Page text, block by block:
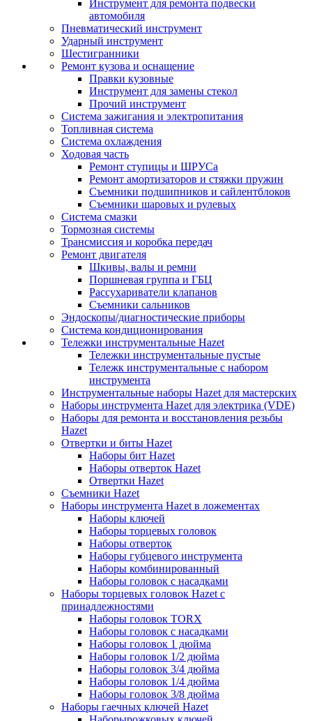
Инструмент для ремонта подвески
автомобиля
Пневматический инструмент
Ударный инструмент
Шестигранники
Ремонт кузова и оснащение
Правки кузовные
Инструмент для замены стекол
Прочий инструмент
Система зажигания и электропитания
Топливная система
Система охлаждения
Ходовая часть
Ремонт ступицы и ШРУСа
Ремонт амортизаторов и стяжки пружин
Съемники подшипников и сайлентблоков
Съемники шаровых и рулевых
Система смазки
Тормозная системы
Трансмиссия и коробка передач
Ремонт двигателя
Шкивы, валы и ремни
Поршневая группа и ГБЦ
Рассухариватели клапанов
Съемники сальников
Эндоскопы/диагностические приборы
Система кондиционирования
Тележки инструментальные Hazet
Тележки инструментальные пустые
Тележк инструментальные с набором
инструмента
Инструментальные наборы Hazet для мастерских
Наборы инструмента Hazet для электрика (VDE)
Наборы для ремонта и восстановления резьбы
Hazet
Отвертки и биты Hazet
Наборы бит Hazet
Наборы отверток Hazet
Отвертки Hazet
Съемники Hazet
Наборы инструмента Hazet в ложементах
Наборы ключей
Наборы торцевых головок
Наборы отверток
Наборы губцевого инструмента
Наборы комбинированный
Наборы головок с насадками
Наборы торцевых головок Hazet с
принадлежностями
Наборы головок TORX
Наборы головок с насадками
Наборы головок 1 дюйма
Наборы головок 1/2 дюйма
Наборы головок 3/4 дюйма
Наборы головок 1/4 дюйма
Наборы головок 3/8 дюйма
Наборы гаечных ключей Hazet